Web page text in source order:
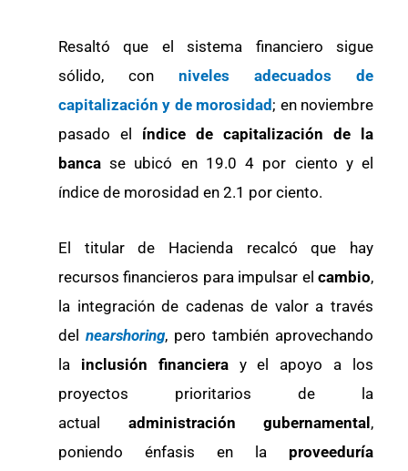
Resaltó que el sistema financiero sigue
sólido, con niveles adecuados de
capitalización y de morosidad; en noviembre
pasado el índice de capitalización de la
banca se ubicó en 19.0 4 por ciento y el
índice de morosidad en 2.1 por ciento.
El titular de Hacienda recalcó que hay
recursos financieros para impulsar el cambio,
la integración de cadenas de valor a través
del nearshoring, pero también aprovechando
la inclusión financieray el apoyo a los
proyectos prioritarios de la
actual administración gubernamental ,
poniendo énfasis en la proveeduría